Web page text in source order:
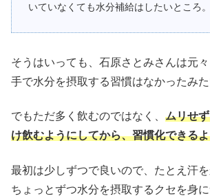
いていなくても水分補給はしたいところ。
そうはいっても、石原さとみさんは元
手で水分を摂取する習慣はなかったみた
でもただ多く飲むのではなく、 ムリせ
け飲むようにしてから、習慣化できる
最初は少しずつで良いので、たとえ汗を
ちょっとずつ水分を摂取するクセを身に